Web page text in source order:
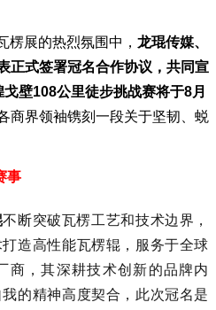
楞展的热烈氛围中， 龙琨传媒、
正式签署冠名合作协议，共同宣
壁108公里徒步挑战赛将于8月
商界领袖镌刻一段关于坚韧、蜕
事
不断突破瓦楞工艺和技术边界，
造高性能瓦楞辊，服务于全球
商，其深耕技术创新的品牌内
的精神高度契合，此次冠名是